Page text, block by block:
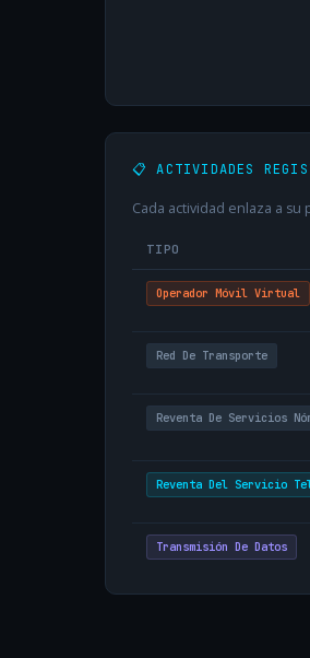
📋 ACTIVIDADES
Cada actividad enlaza a su
TIPO
Operador Móvil Virtual
Red De Transporte
Reventa De Servicios
Reventa Del Servicio
Transmisión De Datos